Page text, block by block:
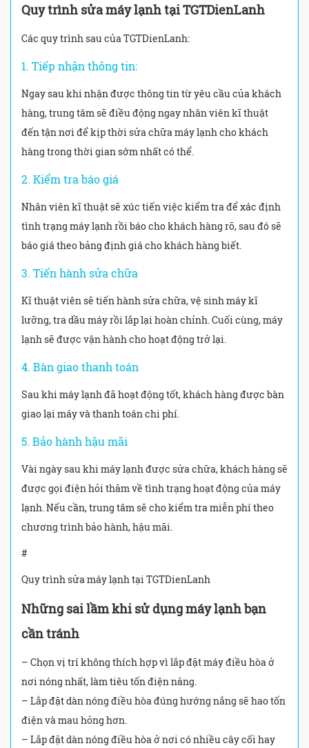
Quy trình sửa máy lạnh tại TGTDienLanh
Các quy trình sau của TGTDienLanh:
1. Tiếp nhận thông tin:
Ngay sau khi nhận được thông tin từ yêu cầu của khách
hàng, trung tâm sẽ điều động ngay nhân viên kĩ thuật
đến tận nơi để kịp thời sửa chữa máy lạnh cho khách
hàng trong thời gian sớm nhất có thể.
2. Kiểm tra báo giá
Nhân viên kĩ thuật sẽ xúc tiến việc kiểm tra để xác định
tình trạng máy lạnh rồi báo cho khách hàng rõ, sau đó sẽ
báo giá theo bảng định giá cho khách hàng biết.
3. Tiến hành sửa chữa
Kĩ thuật viên sẽ tiến hành sửa chữa, vệ sinh máy kĩ
lưỡng, tra dầu máy rồi lắp lại hoàn chỉnh. Cuối cùng, máy
lạnh sẽ được vận hành cho hoạt động trở lại.
4. Bàn giao thanh toán
Sau khi máy lạnh đã hoạt động tốt, khách hàng được bàn
giao lại máy và thanh toán chi phí.
5. Bảo hành hậu mãi
Vài ngày sau khi máy lạnh được sửa chữa, khách hàng sẽ
được gọi điện hỏi thăm về tình trạng hoạt động của máy
lạnh. Nếu cần, trung tâm sẽ cho kiểm tra miễn phí theo
chương trình bảo hành, hậu mãi.
#
Quy trình sửa máy lạnh tại TGTDienLanh
Những sai lầm khi sử dụng máy lạnh bạn
cần tránh
– Chọn vị trí không thích hợp vì lắp đặt máy điều hòa ở
nơi nóng nhất, làm tiêu tốn điện năng.
– Lắp đặt dàn nóng điều hòa đúng hướng nắng sẽ hao tốn
điện và mau hỏng hơn.
– Lắp đặt dàn nóng điều hòa ở nơi có nhiều cây cối hay